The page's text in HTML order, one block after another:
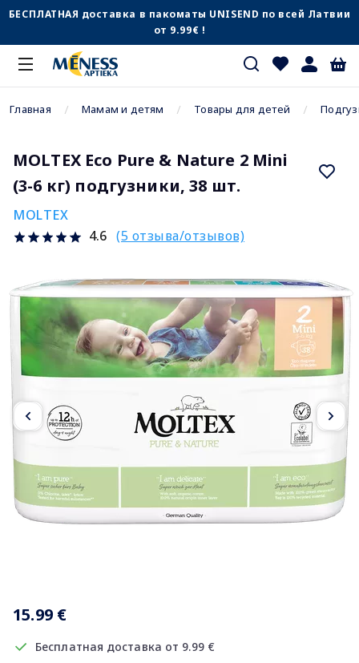
БЕСПЛАТНАЯ доставка в пакоматы UNISEND по всей Латвии
от 9.99€ !
Главная Мамам и детям Товары для детей
MOLTEX Eco Pure & Nature 2 Mini
(3-6 кг) подгузники, 38 шт.
MOLTEX
4.6 (5 отзыва/отзывов)
15.99 €
Бесплатная доставка от 9.99 €